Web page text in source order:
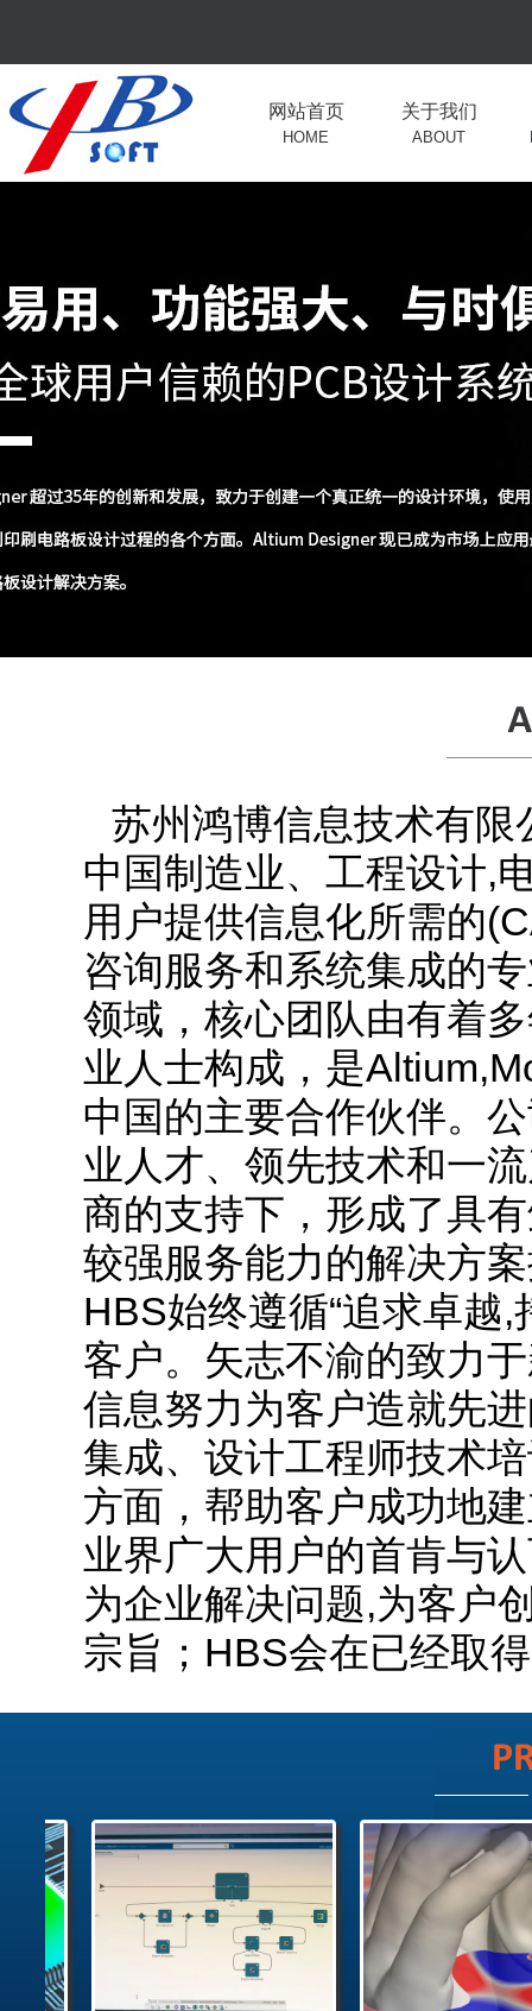
网站首页
HOME
关于我们
ABOUT
苏州鸿博信息技术有
中国制造业、工程设计,
用户提供信息化所需的
咨询服务和系统集成的
领域，核心团队由有着
业人士构成，是
中国的主要合作伙伴。
业人才、领先技术和一
商的支持下，形成了具
较强服务能力的解决方
HBS始终遵循“追求卓越
客户。矢志不渝的致力
信息努力为客户造就先
集成、设计工程师技术
方面，帮助客户成功地
业界广大用户的首肯与
为企业解决问题,为客户
宗旨；HBS会在已经取